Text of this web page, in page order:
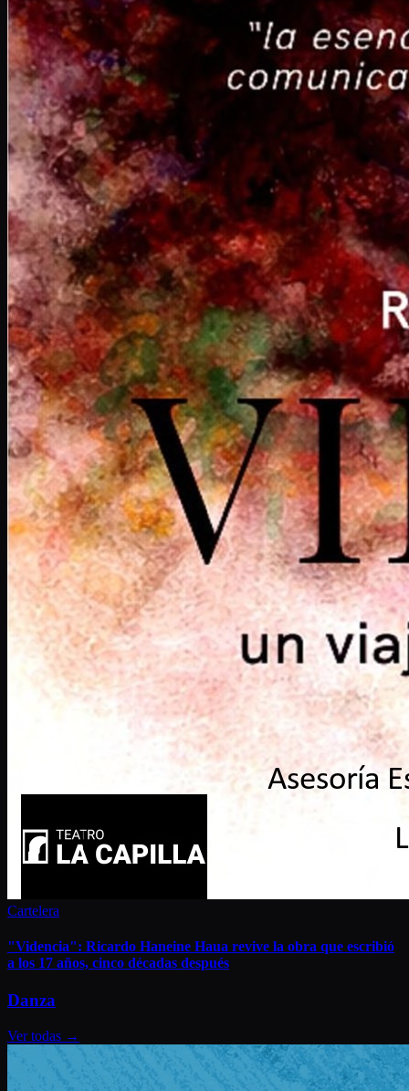
Cartelera
"Videncia": Ricardo Haneine Haua revive la obra que escribió
a los 17 años, cinco décadas después
Danza
Ver todas →